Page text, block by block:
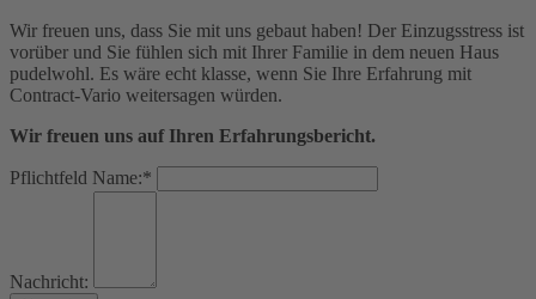
Wir freuen uns, dass Sie mit uns gebaut haben! Der Einzugsstress ist
vorüber und Sie fühlen sich mit Ihrer Familie in dem neuen Haus
pudelwohl. Es wäre echt klasse, wenn Sie Ihre Erfahrung mit
Contract-Vario weitersagen würden.
Wir freuen uns auf Ihren Erfahrungsbericht.
Pflichtfeld Name:*
Nachricht: